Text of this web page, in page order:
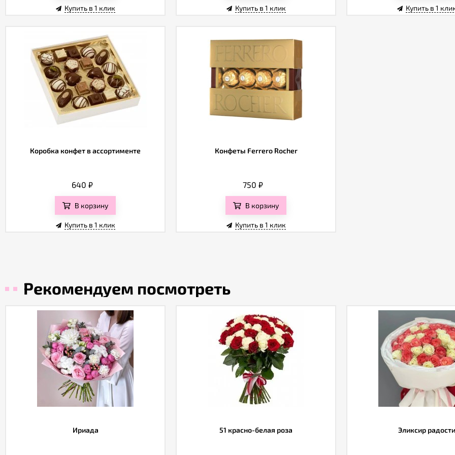
Купить в 1 клик Купить в 1 клик Купить в 1
Коробка конфет в ассортименте
640 ₽
В корзину
Купить в 1 клик
Конфеты Ferrero Rocher
750 ₽
В корзину
Купить в 1 клик
Рекомендуем посмотреть
Ириада 51 красно-белая роза Эликсир радости